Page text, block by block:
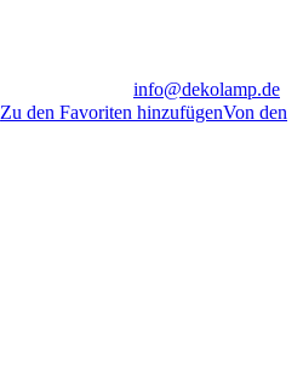
info@dekolamp.de
Zu den Favoriten hinzufügenVon den